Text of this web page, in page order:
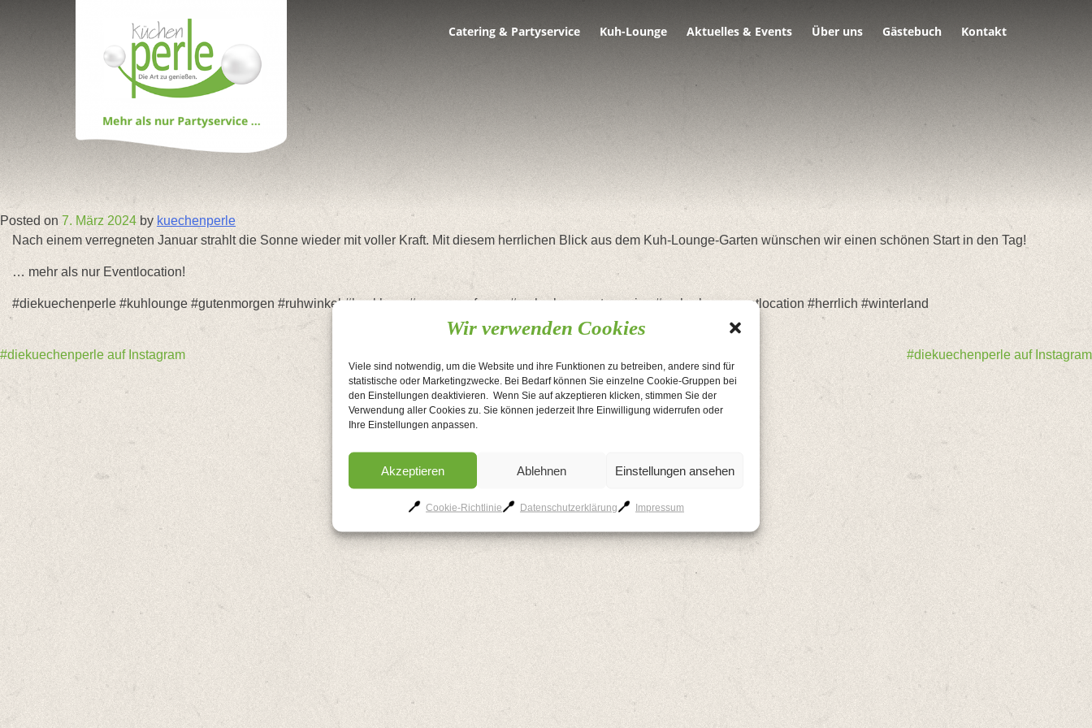
Wir verwenden Cookies
Viele sind notwendig, um die Website und ihre Funktionen zu betreiben, andere sind für
statistische oder Marketingzwecke. Bei Bedarf können Sie einzelne Cookie-Gruppen bei
den Einstellungen deaktivieren. Wenn Sie auf akzeptieren klicken, stimmen Sie der
Verwendung aller Cookies zu. Sie können jederzeit Ihre Einwilligung widerrufen oder
Ihre Einstellungen anpassen.
Akzeptieren Ablehnen Einstellungen ansehen
Cookie-Richtlinie Datenschutzerklärung Impressum
Catering & Partyservice Kuh-Lounge Aktuelles & Events Über uns Gästebuch Kontakt
Posted on 7. März 2024 by kuechenperle
Nach einem verregneten Januar strahlt die Sonne wieder mit voller Kraft. Mit diesem herrlichen Blick aus dem Kuh-Lounge-Garten wünschen wir einen schönen Start in den Tag!
… mehr als nur Eventlocation!
#diekuechenperle #kuhlounge #gutenmorgen #ruhwinkel #bockhorn #sonnenaufgang #mehralsnurpartyservice #mehralsnureventlocation #herrlich #winterland
Beitragsnavigation
#diekuechenperle auf Instagram #diekuechenperle auf Instagram
AGB Kontakt Datenschutzerklärung Cookie-Richtlinie